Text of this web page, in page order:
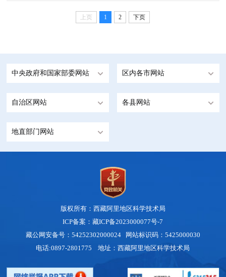
上页 1 2 下页
中央政府和国家部委网站 区内各市网站
自治区网站 各县网站
地直部门网站
版权所有：西藏阿里地区科学技术局
ICP备案：藏ICP备2023000077号-7
藏公网安备号： 54252302000024网站标识码：5425000030
电话:0897-2801775 地址：西藏阿里地区科学技术局